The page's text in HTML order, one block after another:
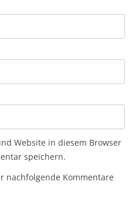
Website in diesem Browser
speichern.
nachfolgende Kommentare